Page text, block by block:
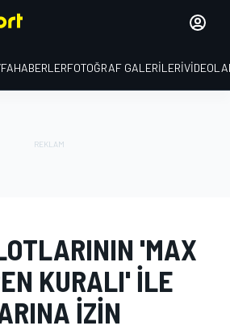
HABERLERFOTOĞRAF GALERILERI
'MAX
KURALI' ILE
IZIN